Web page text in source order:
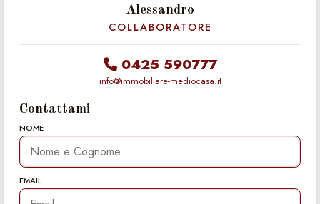
Alessandro
COLLABORATORE
0425 590777
info@immobiliare-mediocasa.it
Contattami
NOME
EMAIL